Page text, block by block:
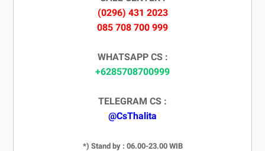
(0296) 431 2023
085 708 700 999
WHATSAPP CS :
+6285708700999
TELEGRAM CS :
@CsThalita
*) Stand by : 06.00-23.00 WIB